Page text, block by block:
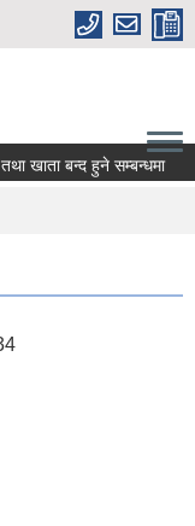
बन्द हुने सम्बन्धमा ।